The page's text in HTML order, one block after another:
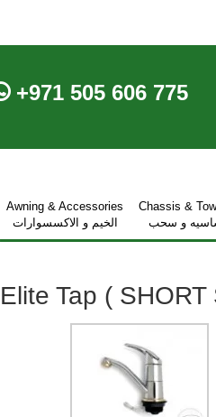
+971 505 606 775
Awning & Accessories
الخيم و الاكسسوارات
Chassis &
و سحب
Elite Tap ( SHORT